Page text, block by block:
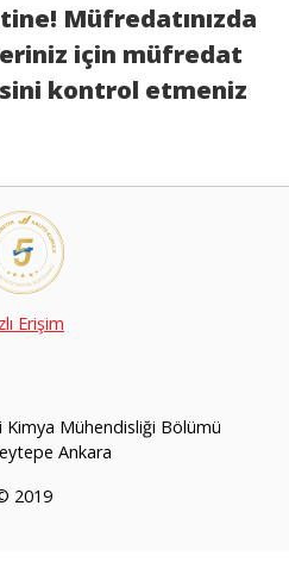
Müfredatınızda
için müfredat
kontrol etmeniz
Erişim
Mühendisliği Bölümü
Ankara
2019